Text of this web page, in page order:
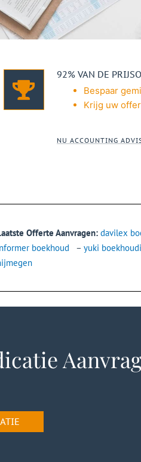
92% VAN DE
Bespaar
Krijg uw
NU ACCOUNTING
Offerte Aanvragen: davilex
boekhoud
– yuki